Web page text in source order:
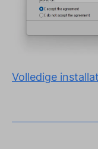
Volledige